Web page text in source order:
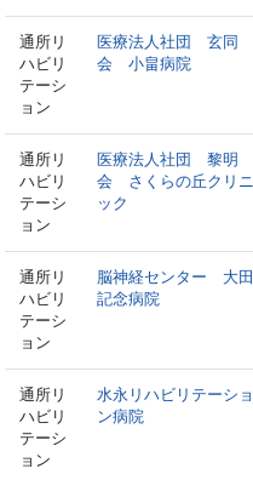
通所リ
ハビリ
テーシ
ョン
医療法人社団 玄同
会 小畠病院
通所リ
ハビリ
テーシ
ョン
医療法人社団 黎明
会 さくらの丘クリニ
ック
通所リ
ハビリ
テーシ
ョン
脳神経センター 大田
記念病院
通所リ
ハビリ
テーシ
ョン
水永リハビリテーショ
ン病院